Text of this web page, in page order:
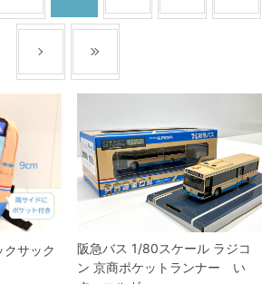
サック
阪急バス 1/80スケール ラジコ
ン 京商ポケットランナー い